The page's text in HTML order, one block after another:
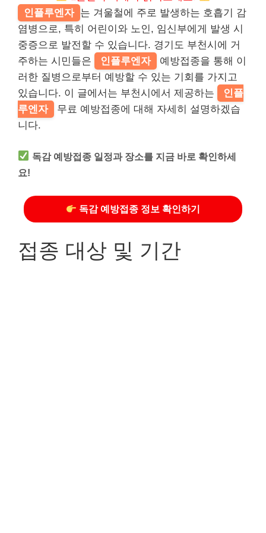
인플루엔자 는 겨울철에 주로 발생하는 호흡기 감
염병으로, 특히 어린이와 노인, 임신부에게 발생 시
중증으로 발전할 수 있습니다. 경기도 부천시에 거
주하는 시민들은
인플루엔자
예방접종을 통해 이
러한 질병으로부터 예방할 수 있는 기회를 가지고
있습니다. 이 글에서는 부천시에서 제공하는
인플
루엔자
무료 예방접종에 대해 자세히 설명하겠습
니다.
독감 예방접종 일정과 장소를 지금 바로 확인하세
요!
독감 예방접종 정보 확인하기
접종 대상 및 기간